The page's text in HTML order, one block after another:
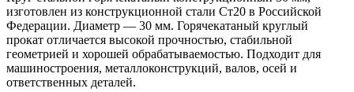
изготовлен из конструкционной стали Ст20 в Российской
Федерации. Диаметр — 30 мм. Горячекатаный круглый
прокат отличается высокой прочностью, стабильной
геометрией и хорошей обрабатываемостью. Подходит для
машиностроения, металлоконструкций, валов, осей и
ответственных деталей.